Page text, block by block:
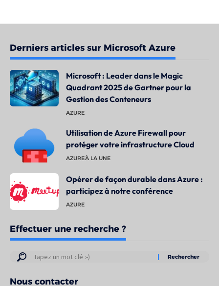
Derniers articles sur Microsoft Azure
Microsoft : Leader dans le Magic
Quadrant 2025 de Gartner pour la
Gestion des Conteneurs
AZURE
Utilisation de Azure Firewall pour
protéger votre infrastructure Cloud
AZUREÀ LA UNE
Opérer de façon durable dans Azure :
participez à notre conférence
AZURE
Effectuer une recherche ?
Résultats
votre
Nous contacter